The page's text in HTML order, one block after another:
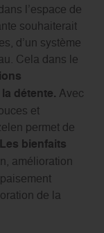
l’espace de
souhaiterait
d’un système
Cela dans le
détente. Avec
et
permet de
Les bienfaits
amélioration
de la